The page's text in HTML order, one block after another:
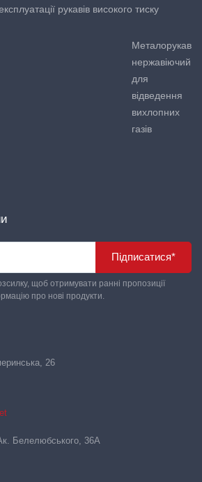
рукавів високого тиску
Металорукав
нержавіючий
для
відведення
вихлопних
газів
Підписатися*
щоб отримувати ранні пропозиції
про нові продукти.
26
Белелюбського, 36А